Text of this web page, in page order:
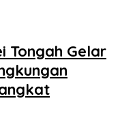
Tongah Gelar